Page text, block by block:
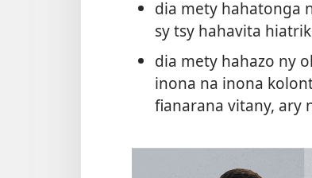
dia mety hahatonga
sy tsy hahavita
dia mety hahazo ny
inona na inona
fianarana vitany, ary